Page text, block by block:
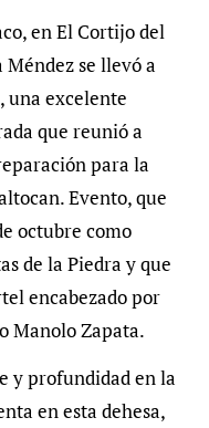
en El Cortijo del
se llevó a
una excelente
que reunió a
para la
Evento, que
octubre como
de la Piedra y que
encabezado por
Manolo Zapata.
y profundidad en la
en esta dehesa,